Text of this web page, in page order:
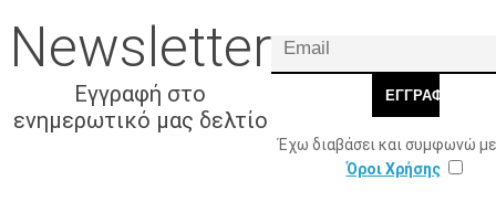
Newsletter
Εγγραφή στο
ενημερωτικό μας δελτίο
ΕΓΓΡΑΦΉ
Έχω διαβάσει και συμφωνώ
Όροι Χρήσης